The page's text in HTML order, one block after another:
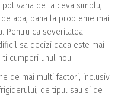
varia de la ceva simplu,
apa, pana la probleme mai
Pentru ca severitatea
sa decizi daca este mai
cumperi unul nou.
de mai multi factori, inclusiv
de tipul sau si de